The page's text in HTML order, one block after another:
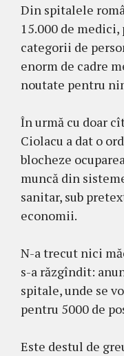
Din spitalele
15.000 de
categorii de
enorm de cadre
noutate pentru
În urmă cu doar
Ciolacu a dat o
blocheze
muncă din
sanitar, sub
economii.
N-a trecut nici
s-a răzgîndit:
spitale, unde se
pentru 5000 de
Este destul de